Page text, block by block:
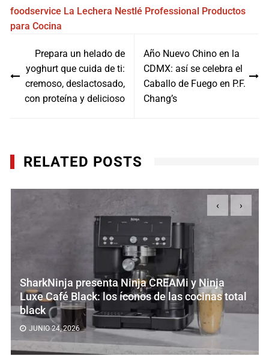
foodservice La Lechera Nestlé Professional Productos
para Cocina
entradas
Prepara un helado de
yoghurt que cuida de ti:
cremoso, deslactosado,
con proteína y delicioso
Año Nuevo Chino en la
CDMX: así se celebra el
Caballo de Fuego en P.F.
Chang’s
RELATED POSTS
presenta Ninja CREAMi y Ninja
Café Black: los íconos de las cocinas total
24, 2026
‹ ›